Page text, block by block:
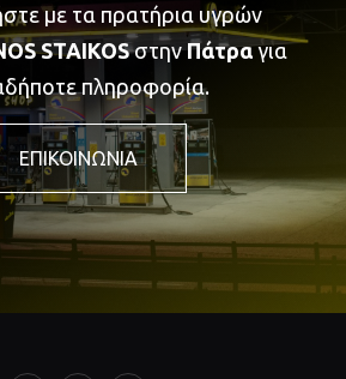
με τα πρατήρια υγρών
STAIKOS στηνΠάτρα για
πληροφορία.
ΕΠΙΚΟΙΝΩΝΙΑ